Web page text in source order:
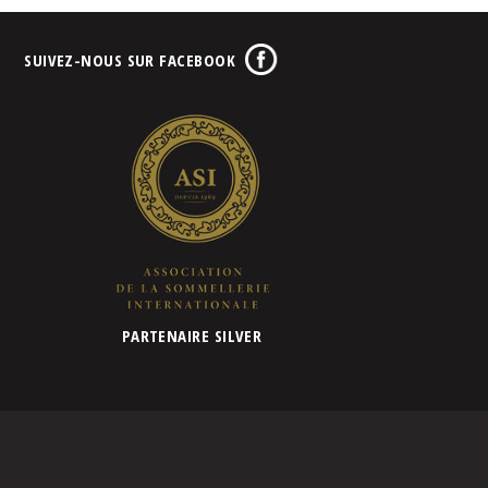
SUIVEZ-NOUS SUR FACEBOOK
PARTENAIRE SILVER